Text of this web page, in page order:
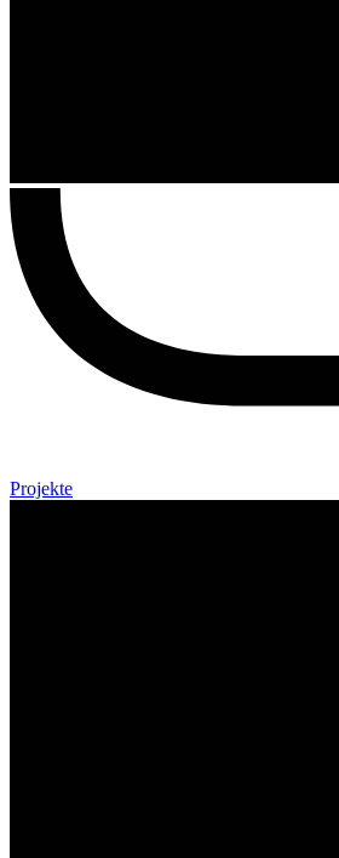
Projekte